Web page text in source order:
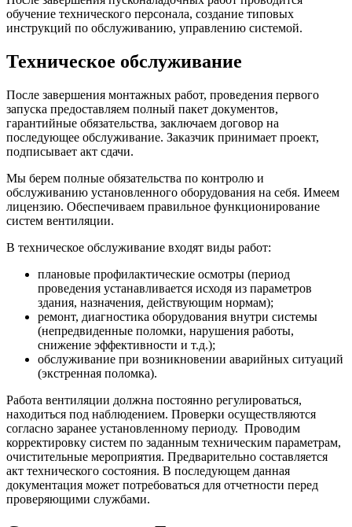
обучение технического персонала, создание типовых
инструкций по обслуживанию, управлению системой.
Техническое обслуживание
После завершения монтажных работ, проведения первого
запуска предоставляем полный пакет документов,
гарантийные обязательства, заключаем договор на
последующее обслуживание. Заказчик принимает проект,
подписывает акт сдачи.
Мы берем полные обязательства по контролю и
обслуживанию установленного оборудования на себя. Имеем
лицензию. Обеспечиваем правильное функционирование
систем вентиляции.
В техническое обслуживание входят виды работ:
плановые профилактические осмотры (период
проведения устанавливается исходя из параметров
здания, назначения, действующим нормам);
ремонт, диагностика оборудования внутри системы
(непредвиденные поломки, нарушения работы,
снижение эффективности и т.д.);
обслуживание при возникновении аварийных ситуаций
(экстренная поломка).
Работа вентиляции должна постоянно регулироваться,
находиться под наблюдением. Проверки осуществляются
согласно заранее установленному периоду. Проводим
корректировку систем по заданным техническим параметрам,
очистительные мероприятия. Предварительно составляется
акт технического состояния. В последующем данная
документация может потребоваться для отчетности перед
проверяющими службами.